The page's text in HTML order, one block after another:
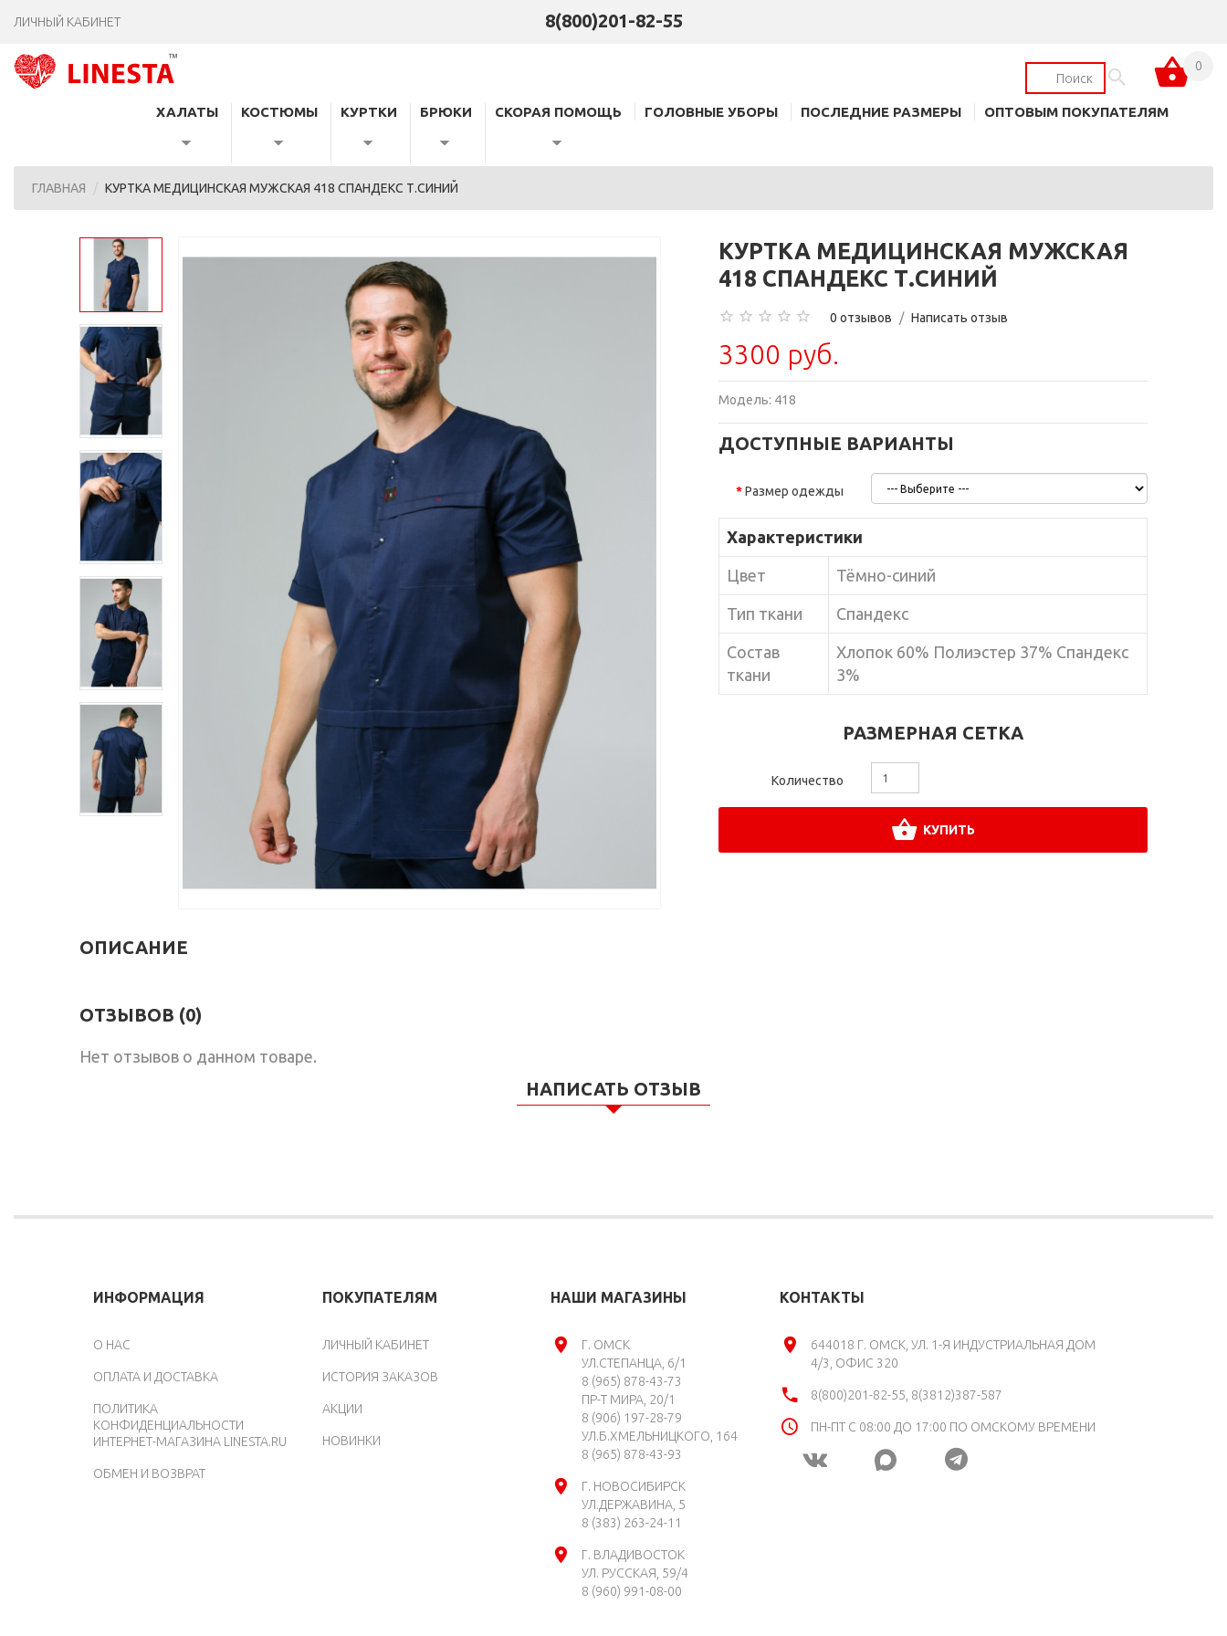
8(800)201-82-55
ЛИЧНЫЙ КАБИНЕТ
0
ХАЛАТЫ КОСТЮМЫ КУРТКИ БРЮКИ СКОРАЯ ПОМОЩЬ ГОЛОВНЫЕ УБОРЫ ПОСЛЕДНИЕ РАЗМЕРЫ ОПТОВЫМ ПОКУПАТЕЛЯМ
ГЛАВНАЯ КУРТКА МЕДИЦИНСКАЯ МУЖСКАЯ 418 СПАНДЕКС Т.СИНИЙ
КУРТКА МЕДИЦИНСКАЯ МУЖСКАЯ
418 СПАНДЕКС Т.СИНИЙ
0 отзывов / Написать отзыв
3300 руб.
Модель: 418
ДОСТУПНЫЕ ВАРИАНТЫ
Размер одежды
Характеристики
Цвет Тёмно-синий
Тип ткани Спандекс
Состав
ткани
Хлопок 60% Полиэстер 37% Спандекс
3%
РАЗМЕРНАЯ СЕТКА
Количество
КУПИТЬ
ОПИСАНИЕ
ОТЗЫВОВ (0)
Нет отзывов о данном товаре.
НАПИСАТЬ ОТЗЫВ
ИНФОРМАЦИЯ
O НАС
ОПЛАТА И ДОСТАВКА
ПОЛИТИКА
КОНФИДЕНЦИАЛЬНОСТИ
ИНТЕРНЕТ-МАГАЗИНА LINESTA.RU
ОБМЕН И ВОЗВРАТ
ПОКУПАТЕЛЯМ
ЛИЧНЫЙ КАБИНЕТ
ИСТОРИЯ ЗАКАЗОВ
АКЦИИ
НОВИНКИ
НАШИ МАГАЗИНЫ
Г. ОМСК
УЛ.СТЕПАНЦА, 6/1
8 (965) 878-43-73
ПР-Т МИРА, 20/1
8 (906) 197-28-79
УЛ.Б.ХМЕЛЬНИЦКОГО, 164
8 (965) 878-43-93
Г. НОВОСИБИРСК
УЛ.ДЕРЖАВИНА, 5
8 (383) 263-24-11
Г. ВЛАДИВОСТОК
УЛ. РУССКАЯ, 59/4
8 (960) 991-08-00
КОНТАКТЫ
644018 Г. ОМСК, УЛ. 1-Я ИНДУСТРИАЛЬНАЯ ДОМ
4/3, ОФИС 320
8(800)201-82-55, 8(3812)387-587
ПН-ПТ С 08:00 ДО 17:00 ПО ОМСКОМУ ВРЕМЕНИ